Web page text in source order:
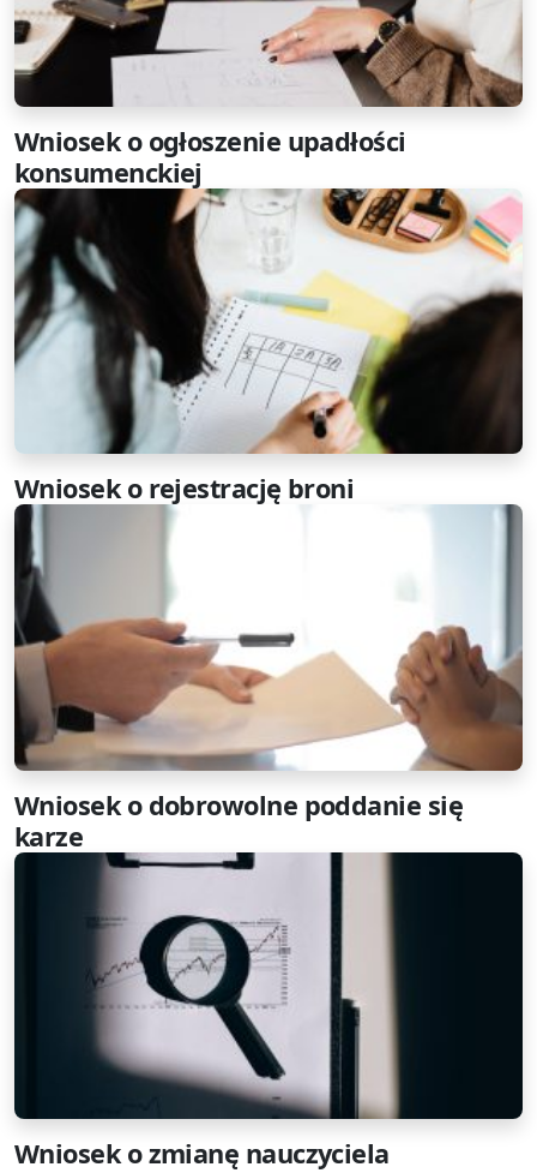
Wniosek o ogłoszenie upadłości
konsumenckiej
Wniosek o rejestrację broni
Wniosek o dobrowolne poddanie się
karze
Wniosek o zmianę nauczyciela